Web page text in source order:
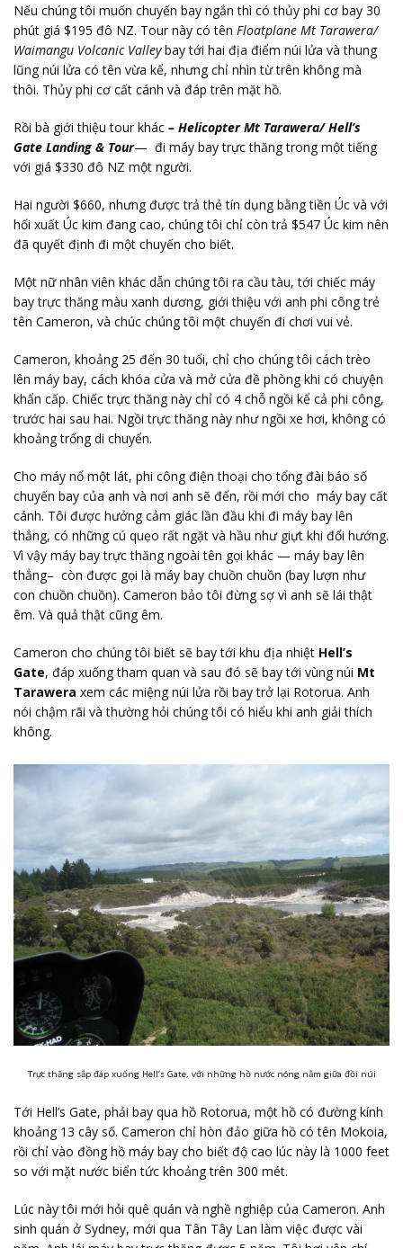
Nếu chúng tôi muốn chuyến bay ngắn thì có thủy phi cơ bay 30
phút giá $195 đô NZ. Tour này có tên Floatplane Mt Tarawera/
Waimangu Volcanic Valleybay tới hai địa điểm núi lửa và thung
lũng núi lửa có tên vừa kể, nhưng chỉ nhìn từ trên không mà
thôi. Thủy phi cơ cất cánh và đáp trên mặt hồ.
Rồi bà giới thiệu tour khác – Helicopter Mt Tarawera/ Hell’s
Gate Landing & Tour— đi máy bay trực thăng trong một tiếng
với giá $330 đô NZ một người.
Hai người $660, nhưng được trả thẻ tín dụng bằng tiền Úc và với
hối xuất Úc kim đang cao, chúng tôi chỉ còn trả $547 Úc kim nên
đã quyết định đi một chuyến cho biết.
Một nữ nhân viên khác dẫn chúng tôi ra cầu tàu, tới chiếc máy
bay trực thăng màu xanh dương, giới thiệu với anh phi công trẻ
tên Cameron, và chúc chúng tôi một chuyến đi chơi vui vẻ.
Cameron, khoảng 25 đến 30 tuổi, chỉ cho chúng tôi cách trèo
lên máy bay, cách khóa cửa và mở cửa đề phòng khi có chuyện
khẩn cấp. Chiếc trực thăng này chỉ có 4 chỗ ngồi kể cả phi công,
trước hai sau hai. Ngồi trực thăng này như ngồi xe hơi, không có
khoảng trống di chuyển.
Cho máy nổ một lát, phi công điện thoại cho tổng đài báo số
chuyến bay của anh và nơi anh sẽ đến, rồi mới cho máy bay cất
cánh. Tôi được hưởng cảm giác lần đầu khi đi máy bay lên
thẳng, có những cú quẹo rất ngặt và hầu như giựt khi đổi hướng.
Vì vậy máy bay trực thăng ngoài tên gọi khác — máy bay lên
thẳng– còn được gọi là máy bay chuồn chuồn (bay lượn như
con chuồn chuồn). Cameron bảo tôi đừng sợ vì anh sẽ lái thật
êm. Và quả thật cũng êm.
Cameron cho chúng tôi biết sẽ bay tới khu địa nhiệt Hell’s
Gate, đáp xuống tham quan và sau đó sẽ bay tới vùng núi Mt
Tarawera xem các miệng núi lửa rồi bay trở lại Rotorua. Anh
nói chậm rãi và thường hỏi chúng tôi có hiểu khi anh giải thích
không.
Trực thăng sắp đáp xuống Hell’s Gate, với những hồ nước nóng nằm giữa đồi núi
Tới Hell’s Gate, phải bay qua hồ Rotorua, một hồ có đường kính
khoảng 13 cây số. Cameron chỉ hòn đảo giữa hồ có tên Mokoia,
rồi chỉ vào đồng hồ máy bay cho biết độ cao lúc này là 1000 feet
so với mặt nước biển tức khoảng trên 300 mét.
Lúc này tôi mới hỏi quê quán và nghề nghiệp của Cameron. Anh
sinh quán ở Sydney, mới qua Tân Tây Lan làm việc được vài